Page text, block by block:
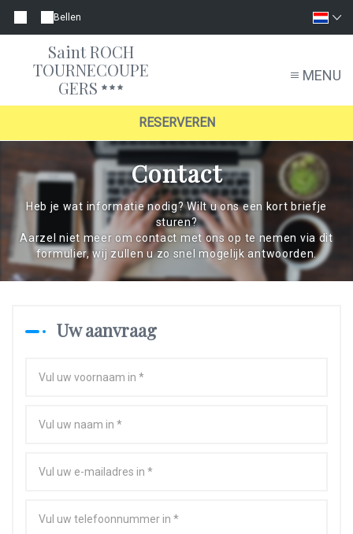
Bellen
Saint ROCH
TOURNECOUPE
GERS
MENU
RESERVEREN
Contact
Heb je wat informatie nodig? Wilt u ons een kort briefje
sturen?
Aarzel niet meer om contact met ons op te nemen via dit
formulier, wij zullen u zo snel mogelijk antwoorden.
Uw aanvraag